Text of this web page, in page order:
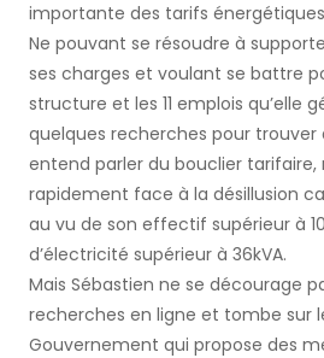
importante des tarifs
Ne pouvant se résoudre à
ses charges et voulant se battre
structure et les 11 emplois qu’elle
quelques recherches pour trouver
entend parler du bouclier tarifaire,
rapidement face à la désillusion
au vu de son effectif supérieur à
d’électricité supérieur à 36kVA.
Mais Sébastien ne se décourage
recherches en ligne et tombe sur
Gouvernement qui propose des